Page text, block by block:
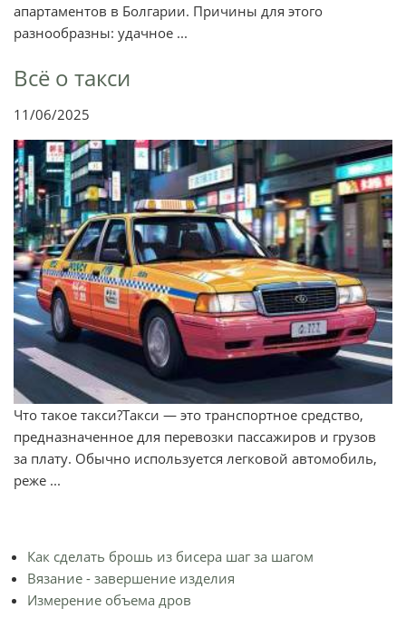
апартаментов в Болгарии. Причины для этого
разнообразны: удачное ...
Всё о такси
11/06/2025
Что такое такси?Такси — это транспортное средство,
предназначенное для перевозки пассажиров и грузов
за плату. Обычно используется легковой автомобиль,
реже ...
Как сделать брошь из бисера шаг за шагом
Вязание - завершение изделия
Измерение объема дров